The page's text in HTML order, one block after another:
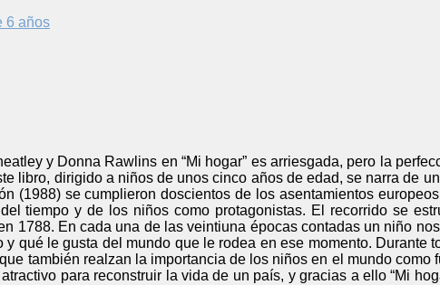
6 años
y Donna Rawlins en “Mi hogar” es arriesgada, pero la
libro, dirigido a niños de unos cinco años de edad, se narra de
(1988) se cumplieron doscientos de los asentamientos
tiempo y de los niños como protagonistas. El recorrido se
1788. En cada una de las veintiuna épocas contadas un niño
qué le gusta del mundo que le rodea en ese momento. Durante
también realzan la importancia de los niños en el mundo como
para reconstruir la vida de un país, y gracias a ello “Mi